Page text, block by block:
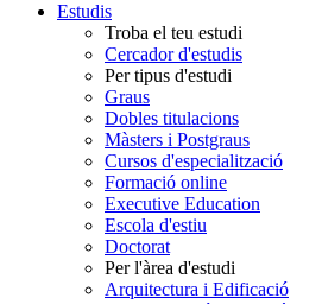
Estudis
Troba el teu estudi
Cercador d'estudis
Per tipus d'estudi
Graus
Dobles titulacions
Màsters i Postgraus
Cursos d'especialització
Formació online
Executive Education
Escola d'estiu
Doctorat
Per l'àrea d'estudi
Arquitectura i Edificació